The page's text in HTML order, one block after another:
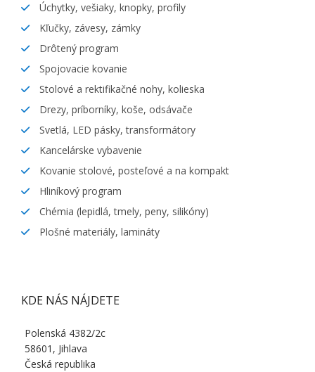
Úchytky, vešiaky, knopky, profily
Kľučky, závesy, zámky
Drôtený program
Spojovacie kovanie
Stolové a rektifikačné nohy, kolieska
Drezy, príborníky, koše, odsávače
Svetlá, LED pásky, transformátory
Kancelárske vybavenie
Kovanie stolové, posteľové a na kompakt
Hliníkový program
Chémia (lepidlá, tmely, peny, silikóny)
Plošné materiály, lamináty
KDE NÁS NÁJDETE
Polenská 4382/2c
58601, Jihlava
Česká republika